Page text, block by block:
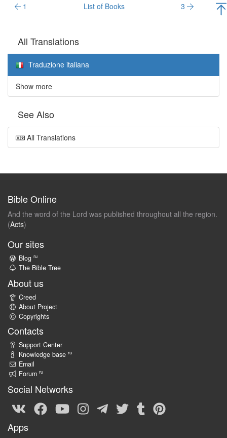
1 List of Books 3
All Translations
Traduzione italiana
Show more
See Also
All Translations
Bible Online
And the word of the Lord was published throughout all the region.
(Acts)
Our sites
Blog ru
The Bible Tree
About us
Creed
About Project
Copyrights
Contacts
Support Center
Knowledge base ru
Email
Forum ru
Social Networks
Apps